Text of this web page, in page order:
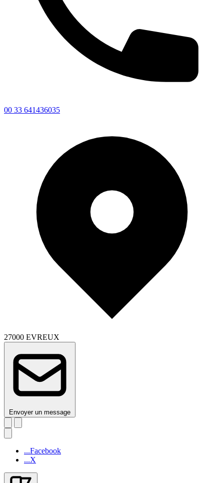
00 33 641436035
27000 EVREUX
Envoyer un message
...Facebook
...X